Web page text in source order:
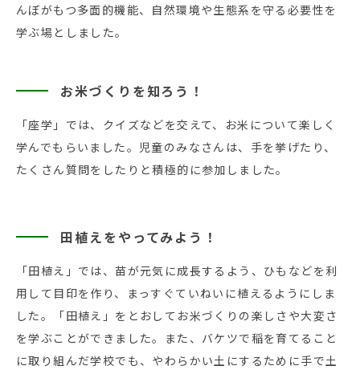
んぼがもつ多面的機能、自然環境や生態系を守る必要性を
学ぶ場としました。
お米づくりを知ろう！
「座学」では、クイズなどを交えて、お米について楽しく
学んでもらいました。児童のみなさんは、手を挙げたり、
たくさん質問をしたりと積極的に参加しました。
田植えをやってみよう！
「田植え」では、苗が元気に成長するよう、ひもなどを利
用して目印を作り、まっすぐていねいに植えるようにしま
した。「田植え」をとおしてお米づくりの楽しさや大変さ
を学ぶことができました。また、バケツで稲を育てること
に取り組んだ学校でも、やわらかい土にするために手で土